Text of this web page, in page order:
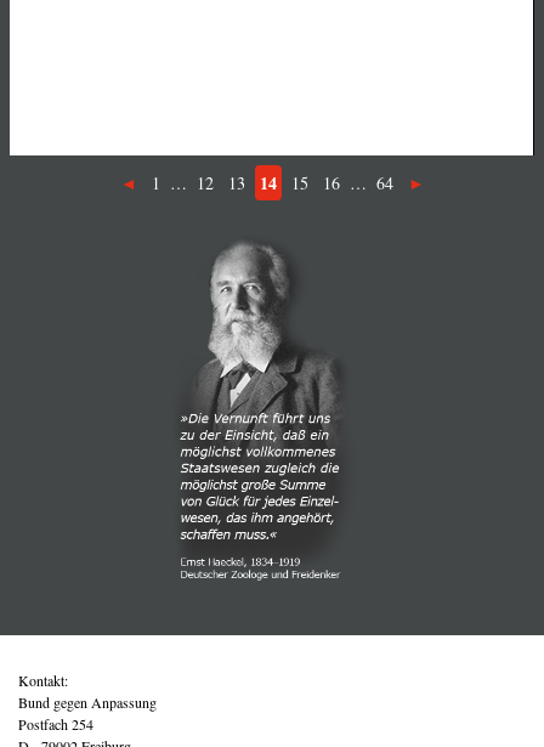
1 … 12 13 14 15 16 … 64
Kontakt:
Bund gegen Anpassung
Postfach 254